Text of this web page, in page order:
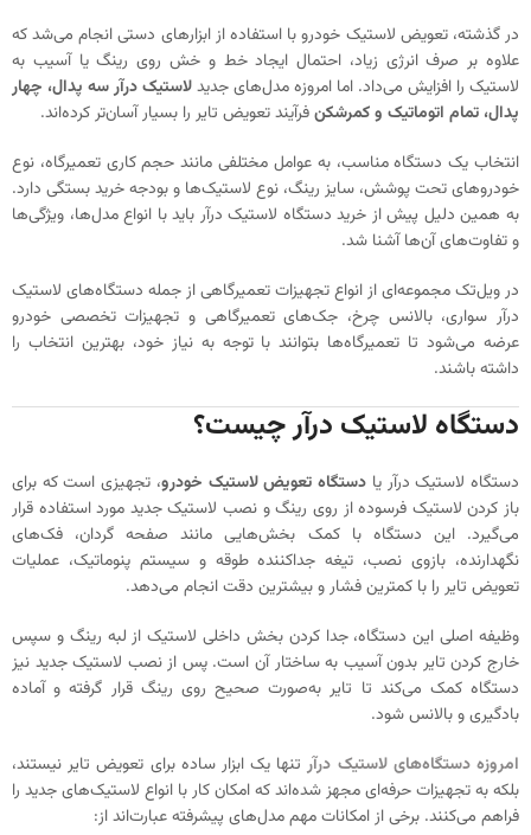
در گذشته، تعویض لاستیک خودرو با استفاده از ابزارهای دستی انجام می‌شد که
علاوه بر صرف انرژی زیاد، احتمال ایجاد خط و خش روی رینگ یا آسیب به
لاستیک را افزایش می‌داد. اما امروزه مدل‌های جدیدلاستیک درآر سه پدال، چهار
پدال، تمام اتوماتیک و کمرشکنفرآیند تعویض تایر را بسیار آسان‌تر کرده‌اند.
انتخاب یک دستگاه مناسب، به عوامل مختلفی مانند حجم کاری تعمیرگاه، نوع
خودروهای تحت پوشش، سایز رینگ، نوع لاستیک‌ها و بودجه خرید بستگی دارد.
به همین دلیل پیش از خرید دستگاه لاستیک درآر باید با انواع مدل‌ها، ویژگی‌ها
و تفاوت‌های آن‌ها آشنا شد.
در ویل‌تک مجموعه‌ای از انواع تجهیزات تعمیرگاهی از جمله دستگاه‌های لاستیک
درآر سواری، بالانس چرخ، جک‌های تعمیرگاهی و تجهیزات تخصصی خودرو
عرضه می‌شود تا تعمیرگاه‌ها بتوانند با توجه به نیاز خود، بهترین انتخاب را
داشته باشند.
دستگاه لاستیک درآر چیست؟
دستگاه لاستیک درآر یا دستگاه تعویض لاستیک خودرو، تجهیزی است که برای
باز کردن لاستیک فرسوده از روی رینگ و نصب لاستیک جدید مورد استفاده قرار
می‌گیرد. این دستگاه با کمک بخش‌هایی مانند صفحه گردان، فک‌های
نگهدارنده، بازوی نصب، تیغه جداکننده طوقه و سیستم پنوماتیک، عملیات
تعویض تایر را با کمترین فشار و بیشترین دقت انجام می‌دهد.
وظیفه اصلی این دستگاه، جدا کردن بخش داخلی لاستیک از لبه رینگ و سپس
خارج کردن تایر بدون آسیب به ساختار آن است. پس از نصب لاستیک جدید نیز
دستگاه کمک می‌کند تا تایر به‌صورت صحیح روی رینگ قرار گرفته و آماده
بادگیری و بالانس شود.
امروزه دستگاه‌های لاستیک درآرتنها یک ابزار ساده برای تعویض تایر نیستند،
بلکه به تجهیزات حرفه‌ای مجهز شده‌اند که امکان کار با انواع لاستیک‌های جدید را
فراهم می‌کنند. برخی از امکانات مهم مدل‌های پیشرفته عبارت‌اند از: